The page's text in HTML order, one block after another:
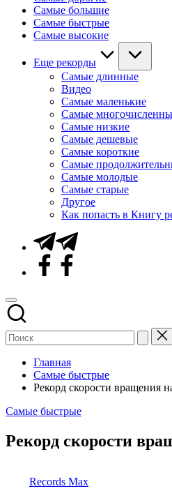
Самые большие
Самые быстрые
Самые высокие
Еще рекорды
Самые длинные
Видео
Самые маленькие
Самые
Самые низкие
Самые дешевые
Самые короткие
Самые
Самые молодые
Самые старые
Другое
Как попасть в Книгу
Telegram
Facebook
Главная
Самые быстрые
Рекорд скорости вращения
Опубликовано
Самые быстрые
Рекорд скорости
Records Max